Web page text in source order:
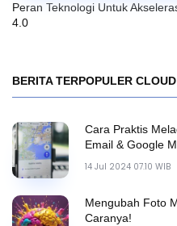
Peran Teknologi Untuk
4.0
BERITA TERPOPULER
14 Jul 2024 07.10 WIB
Cara Praktis
Email & Google
Mengubah Foto
Caranya!